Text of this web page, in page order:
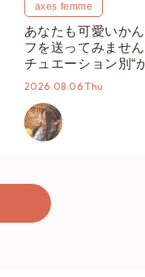
axes femme
あなたも可愛いか
フを送ってみませ
チュエーション別“
オススメ【ショッ
2026.08.06 Thu